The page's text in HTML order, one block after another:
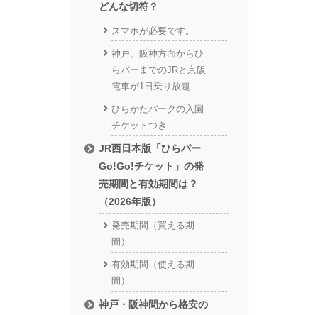
どんな切符？
スマホが必要です。
神戸、阪神方面からひ
らパーまでのJRと京阪
電車が1日乗り放題
ひらかたパークの入園
チケットつき
JR西日本版「ひらパー
Go!Go!チケット」の発
売期間と有効期間は？
（2026年版）
発売期間（買える期
間）
有効期間（使える期
間）
神戸・阪神間から格安の